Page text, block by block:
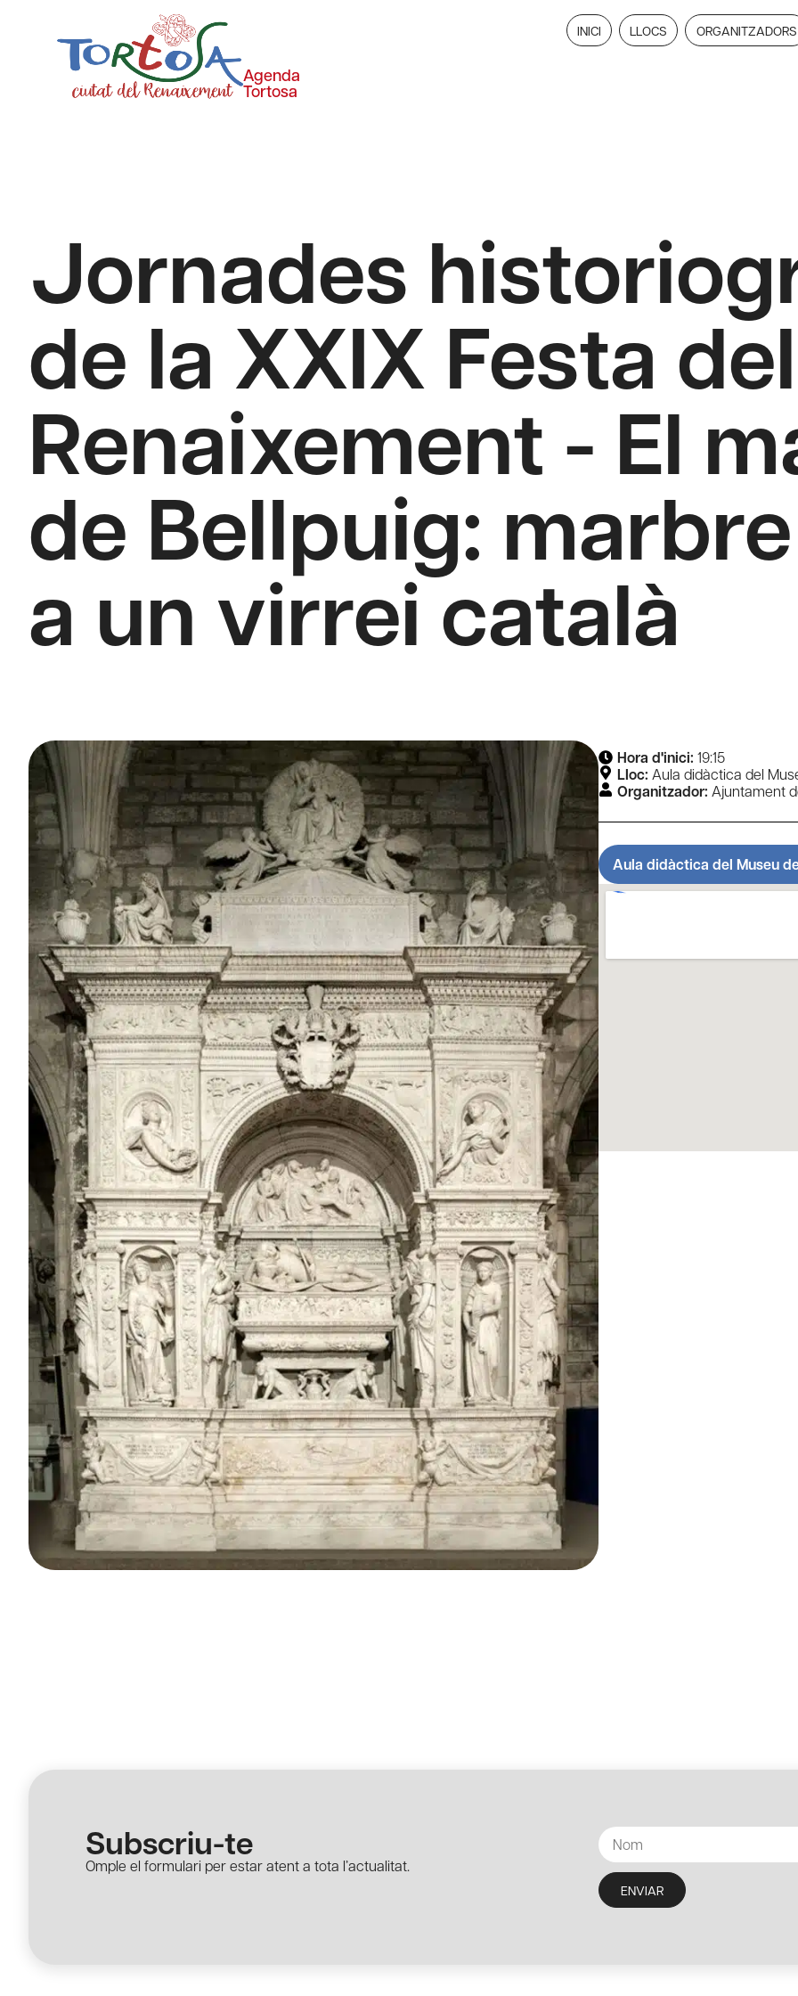
Agenda
Tortosa
INICI LLOCS ORGANITZADORS
Jornades
de la XXIX Festa del
Renaixement - El
de Bellpuig:
a un virrei català
Hora d'inici: 19:15
Lloc: Aula didàctica del
Organitzador: Ajuntament
Aula didàctica del Museu
Subscriu-te
Omple el formulari per estar atent a tota l’actualitat.
ENVIAR